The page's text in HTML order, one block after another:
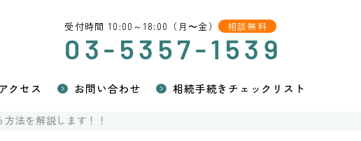
受付時間 10:00～18:00（月〜金） 相談無料
03-5357-1539
アクセス お問い合わせ 相続手続きチェックリスト
法を解説します！！